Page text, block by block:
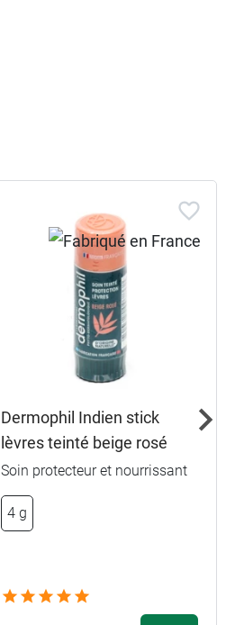
Dermophil Indien stick
lèvres teinté beige rosé
Soin protecteur et nourrissant
4 g